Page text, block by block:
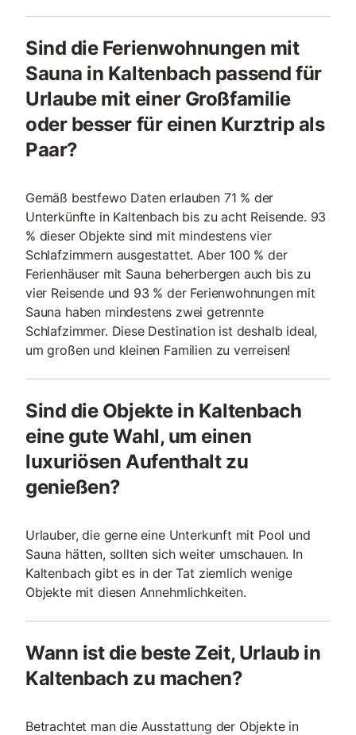
Sind die Ferienwohnungen mit
Sauna in Kaltenbach passend für
Urlaube mit einer Großfamilie
oder besser für einen Kurztrip als
Paar?
Gemäß bestfewo Daten erlauben 71 % der
Unterkünfte in Kaltenbach bis zu acht Reisende. 93
% dieser Objekte sind mit mindestens vier
Schlafzimmern ausgestattet. Aber 100 % der
Ferienhäuser mit Sauna beherbergen auch bis zu
vier Reisende und 93 % der Ferienwohnungen mit
Sauna haben mindestens zwei getrennte
Schlafzimmer. Diese Destination ist deshalb ideal,
um großen und kleinen Familien zu verreisen!
Sind die Objekte in Kaltenbach
eine gute Wahl, um einen
luxuriösen Aufenthalt zu
genießen?
Urlauber, die gerne eine Unterkunft mit Pool und
Sauna hätten, sollten sich weiter umschauen. In
Kaltenbach gibt es in der Tat ziemlich wenige
Objekte mit diesen Annehmlichkeiten.
Wann ist die beste Zeit, Urlaub in
Kaltenbach zu machen?
Betrachtet man die Ausstattung der Objekte in